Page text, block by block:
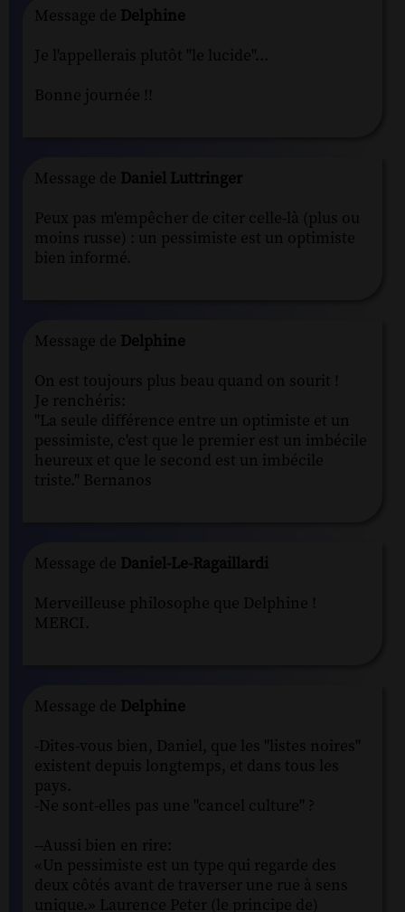
Message de Delphine
Je l'appellerais plutôt "le lucide"...
Bonne journée !!
Message de Daniel Luttringer
Peux pas m'empêcher de citer celle-là (plus ou
moins russe) : un pessimiste est un optimiste
bien informé.
Message de Delphine
On est toujours plus beau quand on sourit !
Je renchéris:
"La seule différence entre un optimiste et un
pessimiste, c'est que le premier est un imbécile
heureux et que le second est un imbécile
triste." Bernanos
Message de Daniel-Le-Ragaillardi
Merveilleuse philosophe que Delphine !
MERCI.
Message de Delphine
-Dites-vous bien, Daniel, que les "listes noires"
existent depuis longtemps, et dans tous les
pays.
-Ne sont-elles pas une "cancel culture" ?
--Aussi bien en rire:
«Un pessimiste est un type qui regarde des
deux côtés avant de traverser une rue à sens
unique.» Laurence Peter (le principe de)